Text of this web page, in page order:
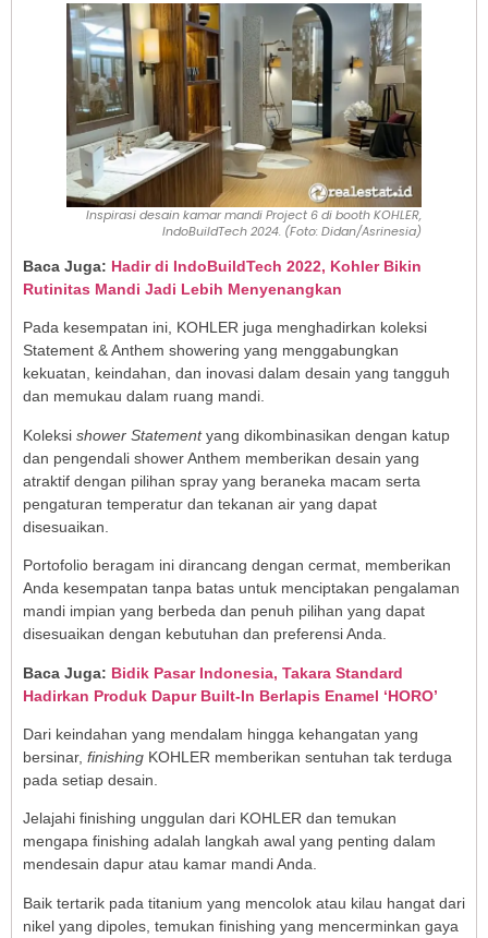
Inspirasi desain kamar mandi Project 6 di booth KOHLER,
IndoBuildTech 2024. (Foto: Didan/Asrinesia)
Baca Juga: Hadir di IndoBuildTech 2022, Kohler Bikin
Rutinitas Mandi Jadi Lebih Menyenangkan
Pada kesempatan ini, KOHLER juga menghadirkan koleksi
Statement & Anthem showering yang menggabungkan
kekuatan, keindahan, dan inovasi dalam desain yang tangguh
dan memukau dalam ruang mandi.
Koleksi shower Statementyang dikombinasikan dengan katup
dan pengendali shower Anthem memberikan desain yang
atraktif dengan pilihan spray yang beraneka macam serta
pengaturan temperatur dan tekanan air yang dapat
disesuaikan.
Portofolio beragam ini dirancang dengan cermat, memberikan
Anda kesempatan tanpa batas untuk menciptakan pengalaman
mandi impian yang berbeda dan penuh pilihan yang dapat
disesuaikan dengan kebutuhan dan preferensi Anda.
Baca Juga: Bidik Pasar Indonesia, Takara Standard
Hadirkan Produk Dapur Built-In Berlapis Enamel ‘HORO’
Dari keindahan yang mendalam hingga kehangatan yang
bersinar, finishing KOHLER memberikan sentuhan tak terduga
pada setiap desain.
Jelajahi finishing unggulan dari KOHLER dan temukan
mengapa finishing adalah langkah awal yang penting dalam
mendesain dapur atau kamar mandi Anda.
Baik tertarik pada titanium yang mencolok atau kilau hangat dari
nikel yang dipoles, temukan finishing yang mencerminkan gaya